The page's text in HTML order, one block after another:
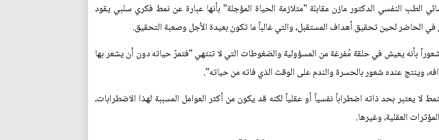
الطب النفسي الدكتور مازن مقابلة "متلازمة الحياة المؤجلة" بأنها عبارة عن نمط فكري سلبي يقود
في الحاضر لحين تحقيق أهداف المستقبل، والتي غالباً ما تكون بعيدة الأجل وصعبة التحقيق.
بأنه يعيش في حلقة مُفرغة من المسؤولية والضغوطات التي لا تنتهي "فتمرّ حياته دون أن يشعر بها
وينتج عنده شعور بالحسرة والندم على الوقت الذي فاته من حياته".
لا يعتبر بحد ذاته اضطراباً نفسياً أو عقلياً لكنه قد يكون من أكثر العوامل المسببة لهذا الاضطرابات،
العقلية، وغيرها.